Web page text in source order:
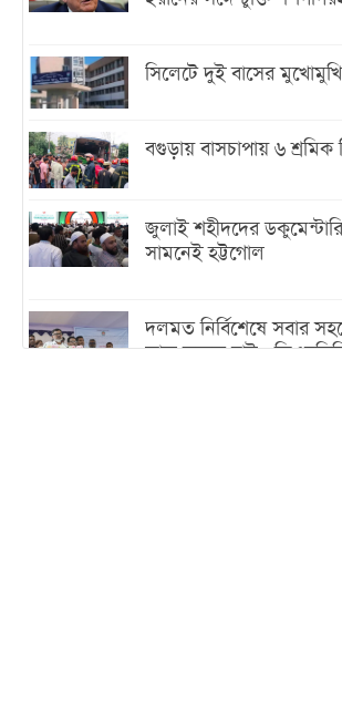
সিলেটে দুই বাসের
বগুড়ায় বাসচাপায় ৬ শ্রমিক
জুলাই শহীদদের ডকুমেন্টারি
সামনেই হট্টগোল
দলমত নির্বিশেষে সবার
কাজ করতে চাই :